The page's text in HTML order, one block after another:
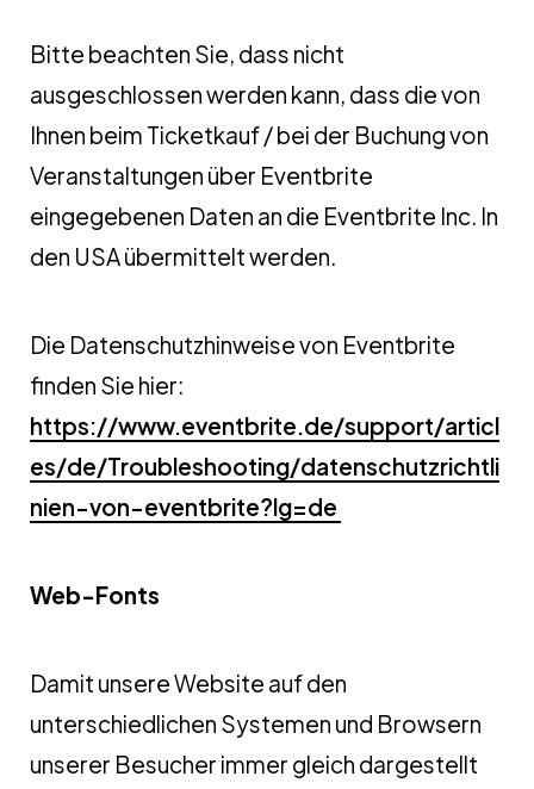
Bitte beachten Sie, dass nicht
ausgeschlossen werden kann, dass die von
Ihnen beim Ticketkauf / bei der Buchung von
Veranstaltungen über Eventbrite
eingegebenen Daten an die Eventbrite Inc. In
den USA übermittelt werden.
Die Datenschutzhinweise von Eventbrite
finden Sie hier:
https://www.eventbrite.de/support/articl
es/de/Troubleshooting/datenschutzrichtli
nien-von-eventbrite?lg=de
Web-Fonts
Damit unsere Website auf den
unterschiedlichen Systemen und Browsern
unserer Besucher immer gleich dargestellt